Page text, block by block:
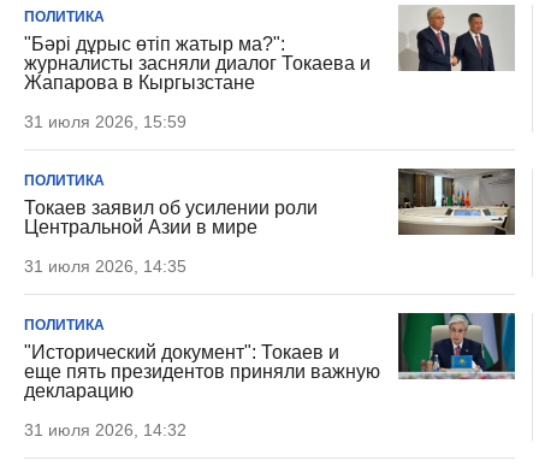
ПОЛИТИКА
"Бәрі дұрыс өтіп жатыр ма?":
журналисты засняли диалог Токаева и
Жапарова в Кыргызстане
31 июля 2026, 15:59
ПОЛИТИКА
Токаев заявил об усилении роли
Центральной Азии в мире
31 июля 2026, 14:35
ПОЛИТИКА
"Исторический документ": Токаев и
еще пять президентов приняли важную
декларацию
31 июля 2026, 14:32